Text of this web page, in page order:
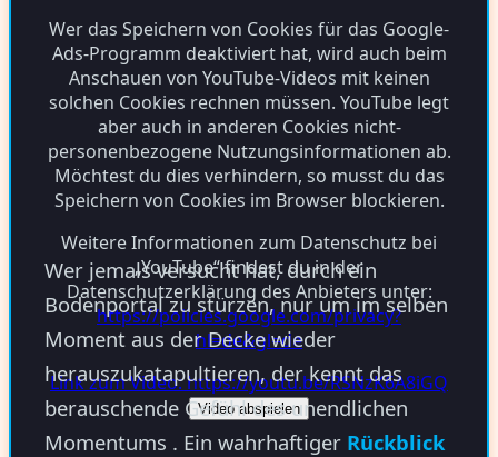
Wer das Speichern von Cookies für das Google-
Ads-Programm deaktiviert hat, wird auch beim
Anschauen von YouTube-Videos mit keinen
solchen Cookies rechnen müssen. YouTube legt
aber auch in anderen Cookies nicht-
personenbezogene Nutzungsinformationen ab.
Möchtest du dies verhindern, so musst du das
Speichern von Cookies im Browser blockieren.
Weitere Informationen zum Datenschutz bei
„YouTube“ findest du in der
Datenschutzerklärung des Anbieters unter:
https://policies.google.com/privacy?
hl=de&gl=de
Link zum Video: https://youtu.be/RSNzK6A8iGQ
Video abspielen
Wer jemals versucht hat, durch ein
Bodenportal zu stürzen, nur um im selben
Moment aus der Decke wieder
herauszukatapultieren, der kennt das
berauschende Gefühl des unendlichen
Momentums . Ein wahrhaftiger Rückblick